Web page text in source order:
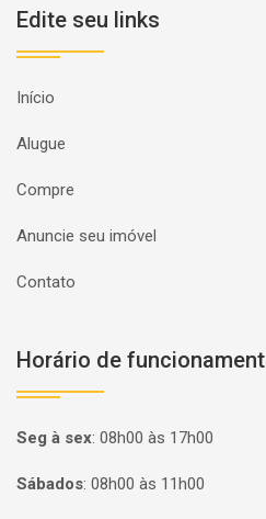
Edite seu links
Início
Alugue
Compre
Anuncie seu imóvel
Contato
Horário de
Seg à sex: 08h00 às 17h00
Sábados: 08h00 às 11h00